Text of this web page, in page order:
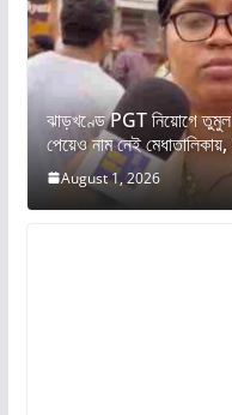
ঝাড়খণ্ডে PGT নিয়োগে
পেয়েও নাম নেই
August 1, 2026